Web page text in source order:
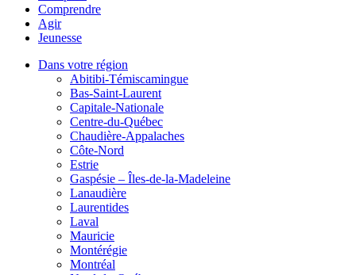
Comprendre
Agir
Jeunesse
Dans votre région
Abitibi-Témiscamingue
Bas-Saint-Laurent
Capitale-Nationale
Centre-du-Québec
Chaudière-Appalaches
Côte-Nord
Estrie
Gaspésie – Îles-de-la-Madeleine
Lanaudière
Laurentides
Laval
Mauricie
Montérégie
Montréal